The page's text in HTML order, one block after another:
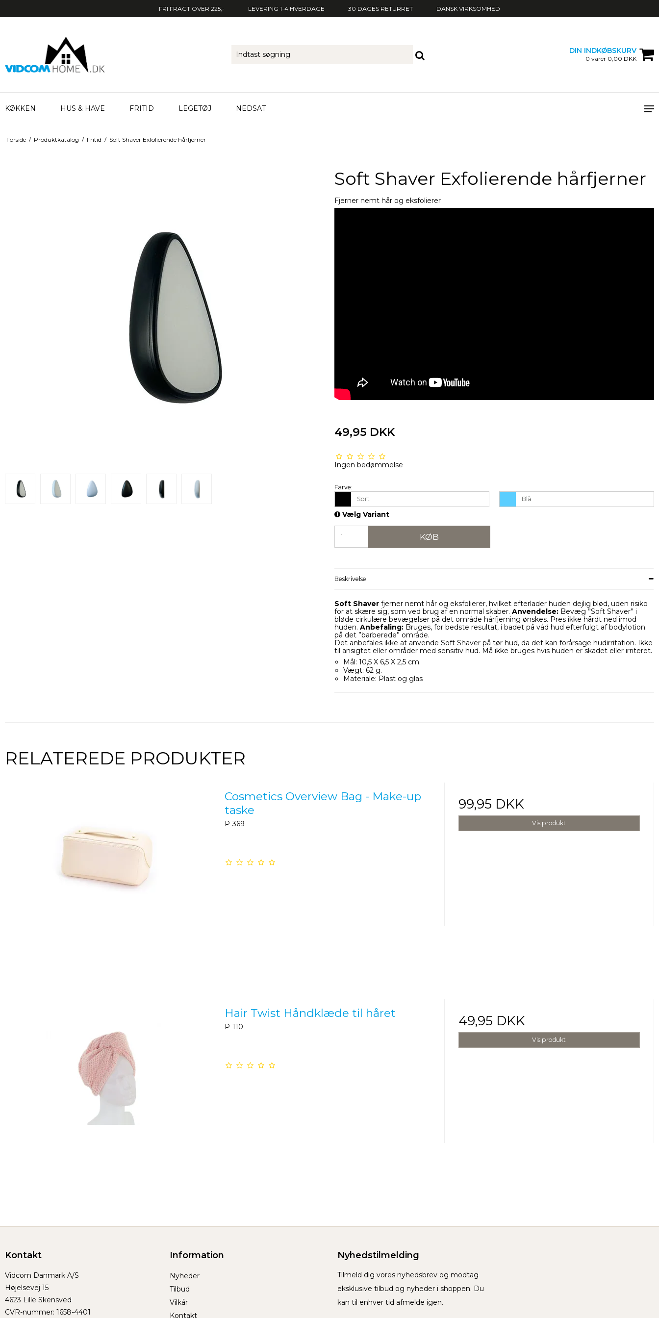
FRI FRAGT OVER 225,- LEVERING 1-4 HVERDAGE 30 DAGES RETURRET DANSK VIRKSOMHED
DIN INDKØBSKURV
0 varer 0,00 DKK
KØKKEN HUS & HAVE FRITID LEGETØJ NEDSAT
Forside / Produktkatalog / Fritid / Soft Shaver Exfolierende hårfjerner
Soft Shaver Exfolierende hårfjerner
Fjerner nemt hår og eksfolierer
49,95 DKK
Ingen bedømmelse
Farve:
Sort
Blå
Vælg Variant
KØB
Beskrivelse
Soft Shaver fjerner nemt hår og eksfolierer, hvilket efterlader huden dejlig blød, uden risiko
for at skære sig, som ved brug af en normal skaber. Anvendelse: Bevæg ”Soft Shaver” i
bløde cirkulære bevægelser på det område hårfjerning ønskes. Pres ikke hårdt ned imod
huden. Anbefaling: Bruges, for bedste resultat, i badet på våd hud efterfulgt af bodylotion
på det ”barberede” område.
Det anbefales ikke at anvende Soft Shaver på tør hud, da det kan forårsage hudirritation. Ikke
til ansigtet eller områder med sensitiv hud. Må ikke bruges hvis huden er skadet eller irriteret.
Mål: 10,5 X 6,5 X 2,5 cm.
Vægt: 62 g.
Materiale: Plast og glas
RELATEREDE PRODUKTER
Cosmetics Overview Bag - Make-up
taske
P-369
99,95 DKK
Vis produkt
Hair Twist Håndklæde til håret
P-110 49,95 DKK
Vis produkt
Kontakt
Vidcom Danmark A/S
Højelsevej 15
4623 Lille Skensved
CVR-nummer: 1658-4401
Information
Nyheder
Tilbud
Vilkår
Kontakt
Nyhedstilmelding
Tilmeld dig vores nyhedsbrev og modtag
eksklusive tilbud og nyheder i shoppen. Du
kan til enhver tid afmelde igen.